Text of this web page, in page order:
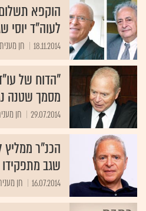
לעוה"ד יוסי
18.11.2014 חן מענית
"הדוח של
מסמך שטנה
29.07.2014 חן
הכנ"ר ממליץ
שגב
16.07.2014 חן